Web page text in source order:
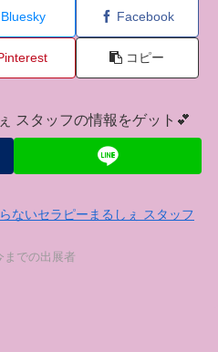
Bluesky Facebook
コピー
スタッフの情報をゲット💕
ないセラピーまるしぇ スタッフ
までの出展者